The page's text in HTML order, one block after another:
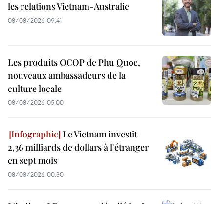
les relations Vietnam-Australie
08/08/2026 09:41
Les produits OCOP de Phu Quoc,
nouveaux ambassadeurs de la
culture locale
08/08/2026 05:00
Le Vietnam investit
2,36 milliards de dollars à l'étranger
en sept mois
08/08/2026 00:30